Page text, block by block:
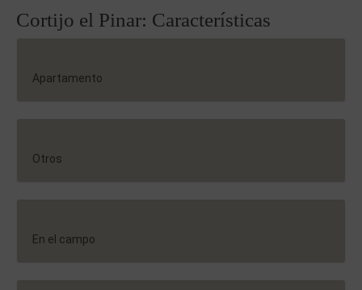
Cortijo el Pinar: Características
Apartamento
Otros
En el campo